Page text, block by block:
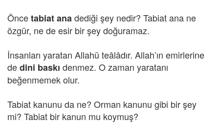
Öncetabiat anadediği şey nedir? Tabiat ana ne
özgür, ne de esir bir şey doğuramaz.
İnsanları yaratan Allahü teâlâdır. Allah’ın emirlerine
dedini baskı denmez. O zaman yaratanı
beğenmemek olur.
Tabiat kanunu da ne? Orman kanunu gibi bir şey
mi? Tabiat bir kanun mu koymuş?